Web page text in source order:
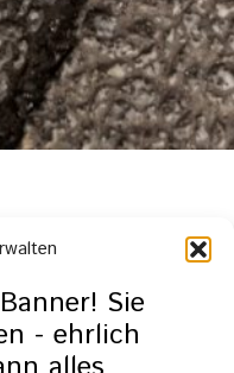
Sie
- ehrlich